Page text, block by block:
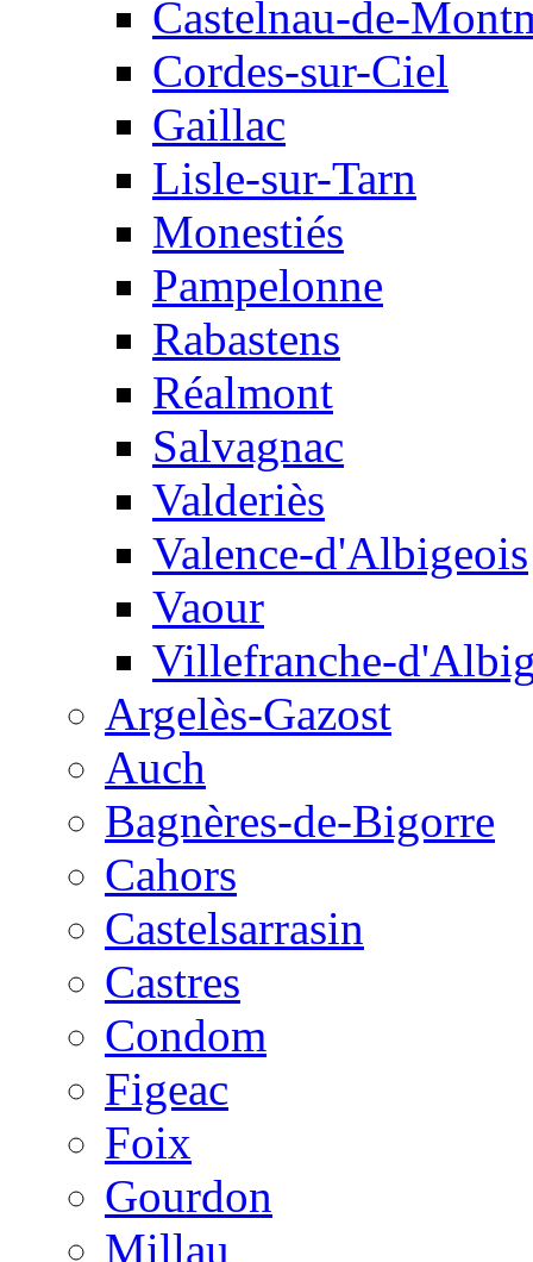
Castelnau-de-
Cordes-sur-Ciel
Gaillac
Lisle-sur-Tarn
Monestiés
Pampelonne
Rabastens
Réalmont
Salvagnac
Valderiès
Valence-d'Albigeois
Vaour
Villefranche-
Argelès-Gazost
Auch
Bagnères-de-Bigorre
Cahors
Castelsarrasin
Castres
Condom
Figeac
Foix
Gourdon
Millau